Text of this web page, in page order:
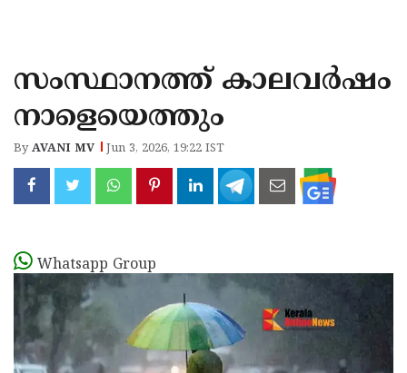
KANNUR
KASARAGOD
സംസ്ഥാനത്ത് കാലവർഷം
നാളെയെത്തും
ByAVANI MV Jun 3, 2026, 19:22 IST
Whatsapp Group